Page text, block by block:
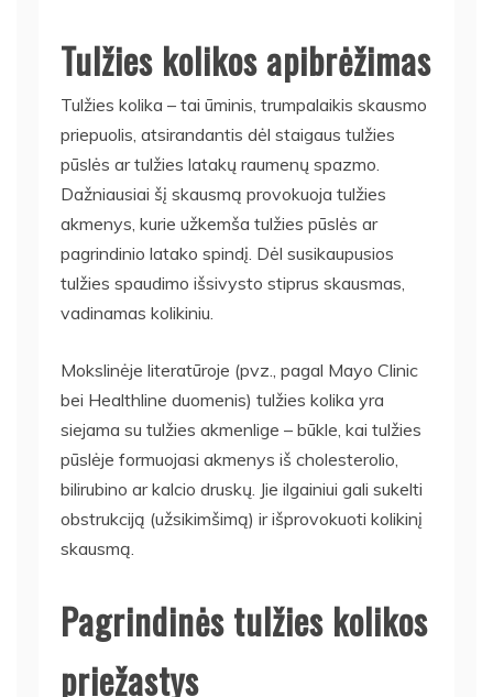
Tulžies kolikos apibrėžimas
Tulžies kolika – tai ūminis, trumpalaikis skausmo
priepuolis, atsirandantis dėl staigaus tulžies
pūslės ar tulžies latakų raumenų spazmo.
Dažniausiai šį skausmą provokuoja tulžies
akmenys, kurie užkemša tulžies pūslės ar
pagrindinio latako spindį. Dėl susikaupusios
tulžies spaudimo išsivysto stiprus skausmas,
vadinamas kolikiniu.
Mokslinėje literatūroje (pvz., pagal Mayo Clinic
bei Healthline duomenis) tulžies kolika yra
siejama su tulžies akmenlige – būkle, kai tulžies
pūslėje formuojasi akmenys iš cholesterolio,
bilirubino ar kalcio druskų. Jie ilgainiui gali sukelti
obstrukciją (užsikimšimą) ir išprovokuoti kolikinį
skausmą.
Pagrindinės tulžies kolikos
priežastys